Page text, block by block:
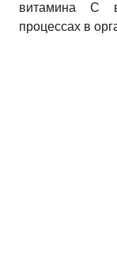
витамина С в
процессах в